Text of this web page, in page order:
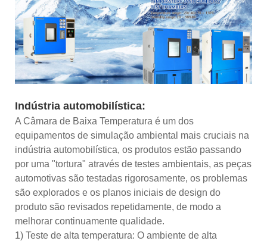
Indústria automobilística:
A Câmara de Baixa Temperatura é um dos
equipamentos de simulação ambiental mais cruciais na
indústria automobilística, os produtos estão passando
por uma "tortura" através de testes ambientais, as peças
automotivas são testadas rigorosamente, os problemas
são explorados e os planos iniciais de design do
produto são revisados ​​repetidamente, de modo a
melhorar continuamente qualidade.
1) Teste de alta temperatura: O ambiente de alta